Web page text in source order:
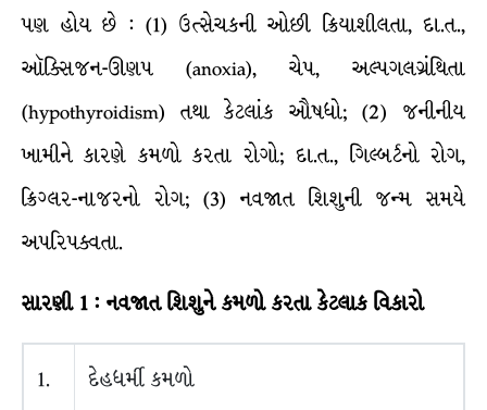
પણ હોય છે : (1) ઉત્સેચકની ઓછી ક્રિયાશીલતા, દા.ત.,
ઑક્સિજન-ઊણપ (anoxia), ચેપ, અલ્પગલગ્રંથિતા
(hypothyroidism) તથા કેટલાંક ઔષધો; (2) જનીનીય
ખામીને કારણે કમળો કરતા રોગો; દા.ત., ગિલ્બર્ટનો રોગ,
ક્રિગ્લર-નાજરનો રોગ; (3) નવજાત શિશુની જન્મ સમયે
અપરિપક્વતા.
સારણી 1 : નવજાત શિશુને કમળો કરતા કેટલાક વિકારો
1. દેહધર્મી કમળો